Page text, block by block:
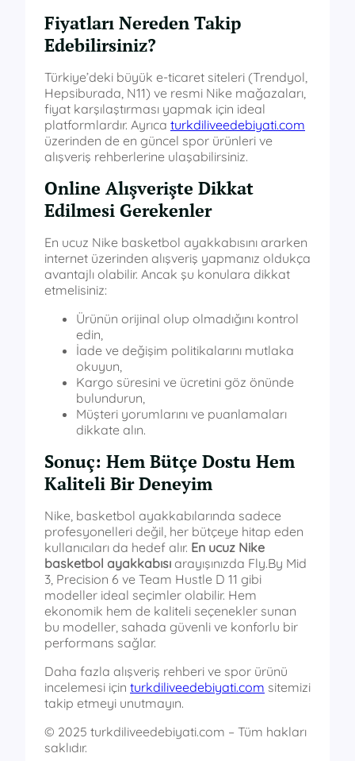
Fiyatları Nereden Takip
Edebilirsiniz?
Türkiye’deki büyük e-ticaret siteleri (Trendyol,
Hepsiburada, N11) ve resmi Nike mağazaları,
fiyat karşılaştırması yapmak için ideal
platformlardır. Ayrıca turkdiliveedebiyati.com
üzerinden de en güncel spor ürünleri ve
alışveriş rehberlerine ulaşabilirsiniz.
Online Alışverişte Dikkat
Edilmesi Gerekenler
En ucuz Nike basketbol ayakkabısını ararken
internet üzerinden alışveriş yapmanız oldukça
avantajlı olabilir. Ancak şu konulara dikkat
etmelisiniz:
Ürünün orijinal olup olmadığını kontrol
edin,
İade ve değişim politikalarını mutlaka
okuyun,
Kargo süresini ve ücretini göz önünde
bulundurun,
Müşteri yorumlarını ve puanlamaları
dikkate alın.
Sonuç: Hem Bütçe Dostu Hem
Kaliteli Bir Deneyim
Nike, basketbol ayakkabılarında sadece
profesyonelleri değil, her bütçeye hitap eden
kullanıcıları da hedef alır. En ucuz Nike
basketbol ayakkabısı arayışınızda Fly.By Mid
3, Precision 6 ve Team Hustle D 11 gibi
modeller ideal seçimler olabilir. Hem
ekonomik hem de kaliteli seçenekler sunan
bu modeller, sahada güvenli ve konforlu bir
performans sağlar.
Daha fazla alışveriş rehberi ve spor ürünü
incelemesi için turkdiliveedebiyati.com sitemizi
takip etmeyi unutmayın.
© 2025 turkdiliveedebiyati.com – Tüm hakları
saklıdır.